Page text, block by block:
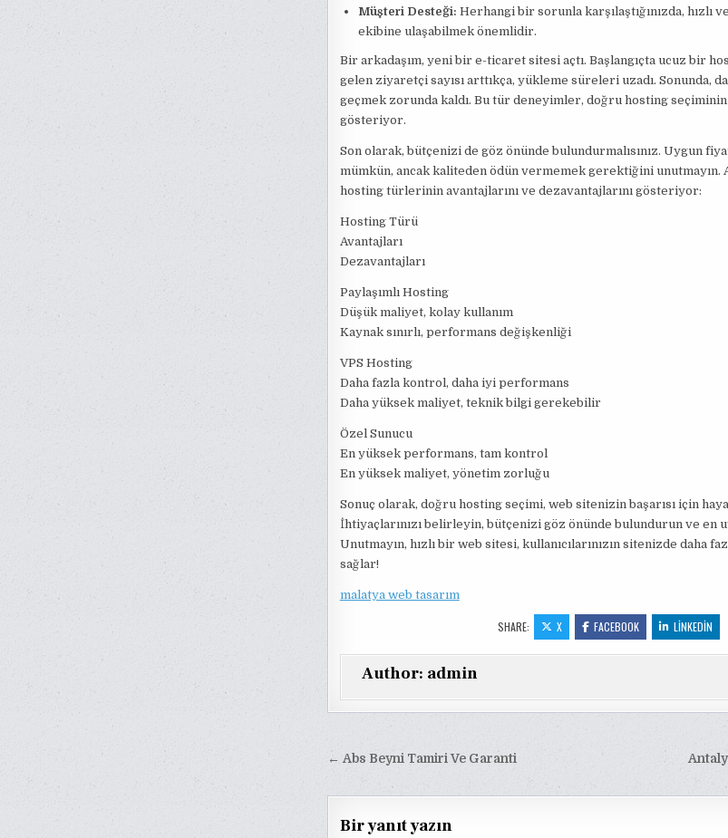
Müşteri Desteği: Herhangi bir sorunla karşılaştığınızda, hızlı
ekibine ulaşabilmek önemlidir.
Bir arkadaşım, yeni bir e-ticaret sitesi açtı. Başlangıçta ucuz bir
gelen ziyaretçi sayısı arttıkça, yükleme süreleri uzadı. Sonunda,
geçmek zorunda kaldı. Bu tür deneyimler, doğru hosting
gösteriyor.
Son olarak, bütçenizi de göz önünde bulundurmalısınız. Uygun
mümkün, ancak kaliteden ödün vermemek gerektiğini unutmayın.
hosting türlerinin avantajlarını ve dezavantajlarını gösteriyor:
Hosting Türü
Avantajları
Dezavantajları
Paylaşımlı Hosting
Düşük maliyet, kolay kullanım
Kaynak sınırlı, performans değişkenliği
VPS Hosting
Daha fazla kontrol, daha iyi performans
Daha yüksek maliyet, teknik bilgi gerekebilir
Özel Sunucu
En yüksek performans, tam kontrol
En yüksek maliyet, yönetim zorluğu
Sonuç olarak, doğru hosting seçimi, web sitenizin başarısı için
İhtiyaçlarınızı belirleyin, bütçenizi göz önünde bulundurun ve en
Unutmayın, hızlı bir web sitesi, kullanıcılarınızın sitenizde daha
sağlar!
malatya web tasarım
SHARE: X FACEBOOK LINKEDIN
Author: admin
Yazı
gezinmesi
← Abs Beyni Tamiri Ve Garanti
Bir yanıt yazın